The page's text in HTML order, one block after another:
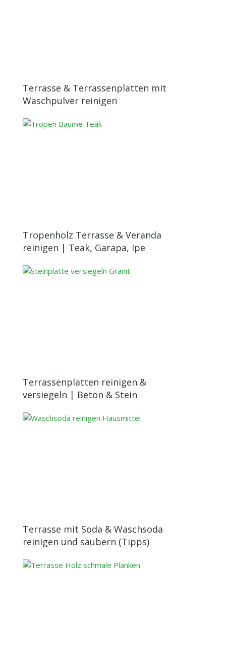
Terrasse & Terrassenplatten mit
Waschpulver reinigen
Tropenholz Terrasse & Veranda
reinigen | Teak, Garapa, Ipe
Terrassenplatten reinigen &
versiegeln | Beton & Stein
Terrasse mit Soda & Waschsoda
reinigen und säubern (Tipps)